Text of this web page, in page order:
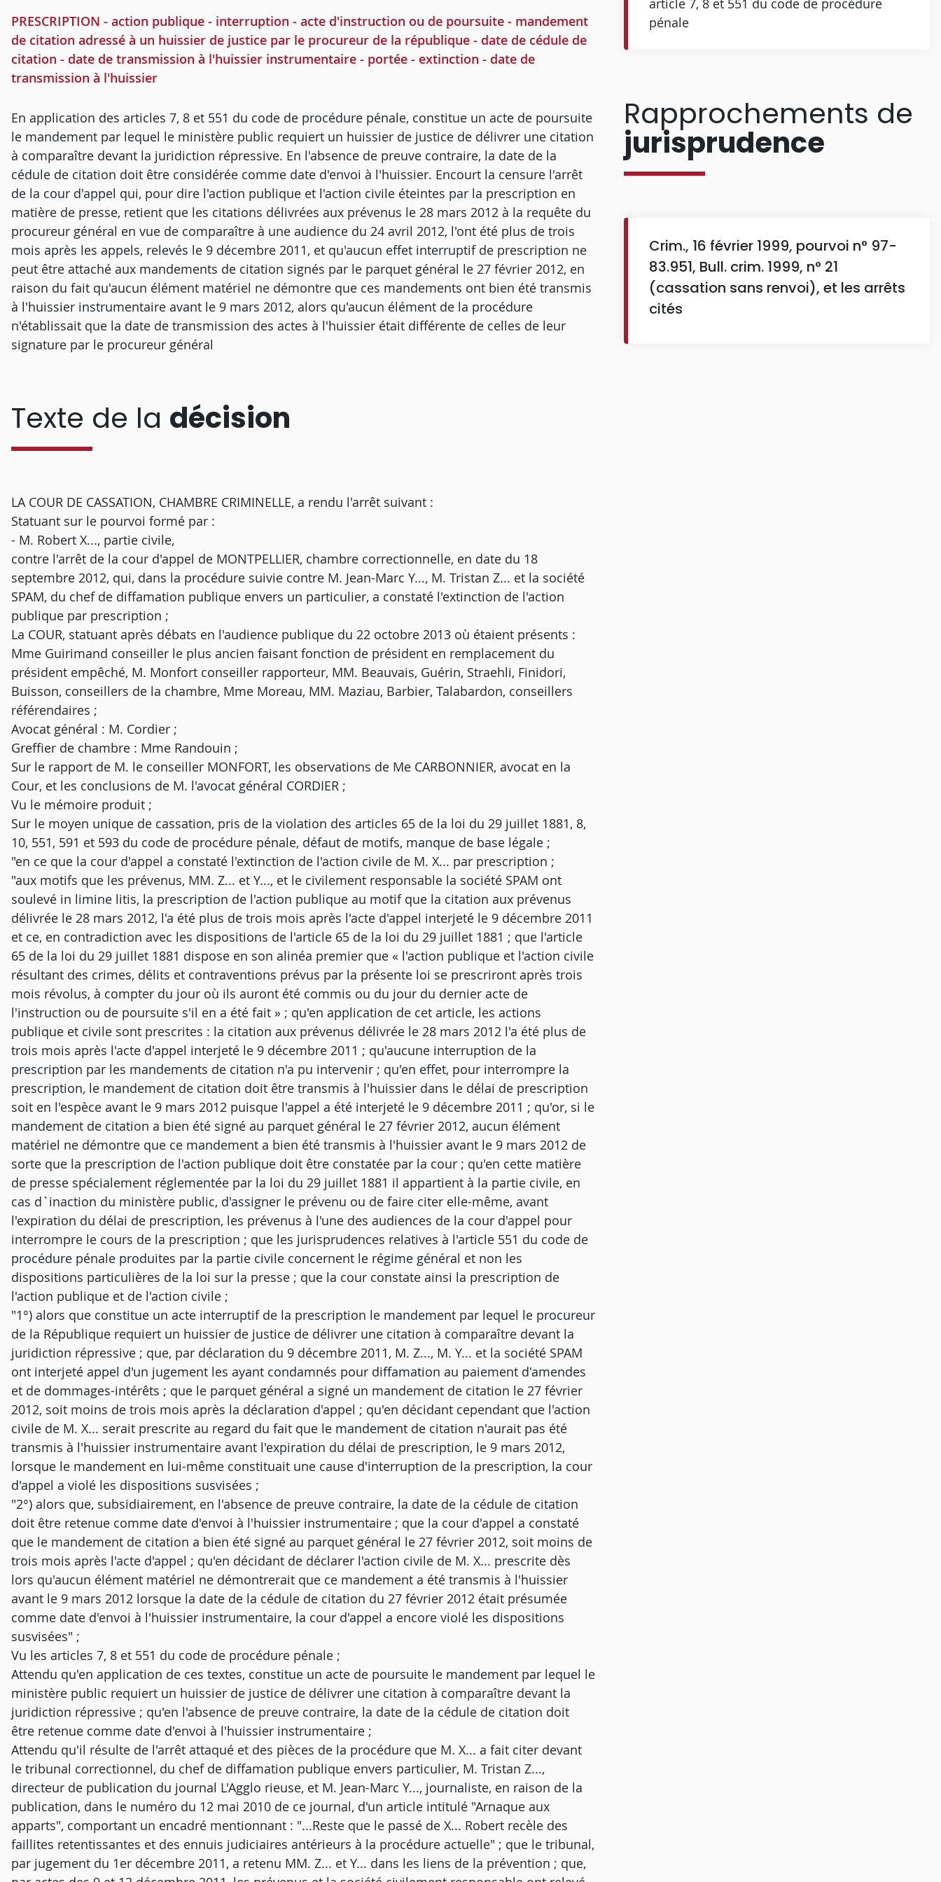
PRESCRIPTION - action publique - interruption - acte d'instruction ou de poursuite - mandement
de citation adressé à un huissier de justice par le procureur de la république - date de cédule de
citation - date de transmission à l'huissier instrumentaire - portée - extinction - date de
transmission à l'huissier
En application des articles 7, 8 et 551 du code de procédure pénale, constitue un acte de poursuite
le mandement par lequel le ministère public requiert un huissier de justice de délivrer une citation
à comparaître devant la juridiction répressive. En l'absence de preuve contraire, la date de la
cédule de citation doit être considérée comme date d'envoi à l'huissier. Encourt la censure l'arrêt
de la cour d'appel qui, pour dire l'action publique et l'action civile éteintes par la prescription en
matière de presse, retient que les citations délivrées aux prévenus le 28 mars 2012 à la requête du
procureur général en vue de comparaître à une audience du 24 avril 2012, l'ont été plus de trois
mois après les appels, relevés le 9 décembre 2011, et qu'aucun effet interruptif de prescription ne
peut être attaché aux mandements de citation signés par le parquet général le 27 février 2012, en
raison du fait qu'aucun élément matériel ne démontre que ces mandements ont bien été transmis
à l'huissier instrumentaire avant le 9 mars 2012, alors qu'aucun élément de la procédure
n'établissait que la date de transmission des actes à l'huissier était différente de celles de leur
signature par le procureur général
Texte de la décision
LA COUR DE CASSATION, CHAMBRE CRIMINELLE, a rendu l'arrêt suivant :
Statuant sur le pourvoi formé par :
- M. Robert X..., partie civile,
contre l'arrêt de la cour d'appel de MONTPELLIER, chambre correctionnelle, en date du 18
septembre 2012, qui, dans la procédure suivie contre M. Jean-Marc Y..., M. Tristan Z... et la société
SPAM, du chef de diffamation publique envers un particulier, a constaté l'extinction de l'action
publique par prescription ;
La COUR, statuant après débats en l'audience publique du 22 octobre 2013 où étaient présents :
Mme Guirimand conseiller le plus ancien faisant fonction de président en remplacement du
président empêché, M. Monfort conseiller rapporteur, MM. Beauvais, Guérin, Straehli, Finidori,
Buisson, conseillers de la chambre, Mme Moreau, MM. Maziau, Barbier, Talabardon, conseillers
référendaires ;
Avocat général : M. Cordier ;
Greffier de chambre : Mme Randouin ;
Sur le rapport de M. le conseiller MONFORT, les observations de Me CARBONNIER, avocat en la
Cour, et les conclusions de M. l'avocat général CORDIER ;
Vu le mémoire produit ;
Sur le moyen unique de cassation, pris de la violation des articles 65 de la loi du 29 juillet 1881, 8,
10, 551, 591 et 593 du code de procédure pénale, défaut de motifs, manque de base légale ;
"en ce que la cour d'appel a constaté l'extinction de l'action civile de M. X... par prescription ;
"aux motifs que les prévenus, MM. Z... et Y..., et le civilement responsable la société SPAM ont
soulevé in limine litis, la prescription de l'action publique au motif que la citation aux prévenus
délivrée le 28 mars 2012, l'a été plus de trois mois après l'acte d'appel interjeté le 9 décembre 2011
et ce, en contradiction avec les dispositions de l'article 65 de la loi du 29 juillet 1881 ; que l'article
65 de la loi du 29 juillet 1881 dispose en son alinéa premier que « l'action publique et l'action civile
résultant des crimes, délits et contraventions prévus par la présente loi se prescriront après trois
mois révolus, à compter du jour où ils auront été commis ou du jour du dernier acte de
l'instruction ou de poursuite s'il en a été fait » ; qu'en application de cet article, les actions
publique et civile sont prescrites : la citation aux prévenus délivrée le 28 mars 2012 l'a été plus de
trois mois après l'acte d'appel interjeté le 9 décembre 2011 ; qu'aucune interruption de la
prescription par les mandements de citation n'a pu intervenir ; qu'en effet, pour interrompre la
prescription, le mandement de citation doit être transmis à l'huissier dans le délai de prescription
soit en l'espèce avant le 9 mars 2012 puisque l'appel a été interjeté le 9 décembre 2011 ; qu'or, si le
mandement de citation a bien été signé au parquet général le 27 février 2012, aucun élément
matériel ne démontre que ce mandement a bien été transmis à l'huissier avant le 9 mars 2012 de
sorte que la prescription de l'action publique doit être constatée par la cour ; qu'en cette matière
de presse spécialement réglementée par la loi du 29 juillet 1881 il appartient à la partie civile, en
cas d`inaction du ministère public, d'assigner le prévenu ou de faire citer elle-même, avant
l'expiration du délai de prescription, les prévenus à l'une des audiences de la cour d'appel pour
interrompre le cours de la prescription ; que les jurisprudences relatives à l'article 551 du code de
procédure pénale produites par la partie civile concernent le régime général et non les
dispositions particulières de la loi sur la presse ; que la cour constate ainsi la prescription de
l'action publique et de l'action civile ;
"1°) alors que constitue un acte interruptif de la prescription le mandement par lequel le procureur
de la République requiert un huissier de justice de délivrer une citation à comparaître devant la
juridiction répressive ; que, par déclaration du 9 décembre 2011, M. Z..., M. Y... et la société SPAM
ont interjeté appel d'un jugement les ayant condamnés pour diffamation au paiement d'amendes
et de dommages-intérêts ; que le parquet général a signé un mandement de citation le 27 février
2012, soit moins de trois mois après la déclaration d'appel ; qu'en décidant cependant que l'action
civile de M. X... serait prescrite au regard du fait que le mandement de citation n'aurait pas été
transmis à l'huissier instrumentaire avant l'expiration du délai de prescription, le 9 mars 2012,
lorsque le mandement en lui-même constituait une cause d'interruption de la prescription, la cour
d'appel a violé les dispositions susvisées ;
"2°) alors que, subsidiairement, en l'absence de preuve contraire, la date de la cédule de citation
doit être retenue comme date d'envoi à l'huissier instrumentaire ; que la cour d'appel a constaté
que le mandement de citation a bien été signé au parquet général le 27 février 2012, soit moins de
trois mois après l'acte d'appel ; qu'en décidant de déclarer l'action civile de M. X... prescrite dès
lors qu'aucun élément matériel ne démontrerait que ce mandement a été transmis à l'huissier
avant le 9 mars 2012 lorsque la date de la cédule de citation du 27 février 2012 était présumée
comme date d'envoi à l'huissier instrumentaire, la cour d'appel a encore violé les dispositions
susvisées" ;
Vu les articles 7, 8 et 551 du code de procédure pénale ;
Attendu qu'en application de ces textes, constitue un acte de poursuite le mandement par lequel le
ministère public requiert un huissier de justice de délivrer une citation à comparaître devant la
juridiction répressive ; qu'en l'absence de preuve contraire, la date de la cédule de citation doit
être retenue comme date d'envoi à l'huissier instrumentaire ;
Attendu qu'il résulte de l'arrêt attaqué et des pièces de la procédure que M. X... a fait citer devant
le tribunal correctionnel, du chef de diffamation publique envers particulier, M. Tristan Z...,
directeur de publication du journal L'Agglo rieuse, et M. Jean-Marc Y..., journaliste, en raison de la
publication, dans le numéro du 12 mai 2010 de ce journal, d'un article intitulé "Arnaque aux
apparts", comportant un encadré mentionnant : "...Reste que le passé de X... Robert recèle des
faillites retentissantes et des ennuis judiciaires antérieurs à la procédure actuelle" ; que le tribunal,
par jugement du 1er décembre 2011, a retenu MM. Z... et Y... dans les liens de la prévention ; que,
article 7, 8 et 551 du code de procédure
pénale
Rapprochements de
jurisprudence
Crim., 16 février 1999, pourvoi n° 97-
83.951, Bull. crim. 1999, n° 21
(cassation sans renvoi), et les arrêts
cités